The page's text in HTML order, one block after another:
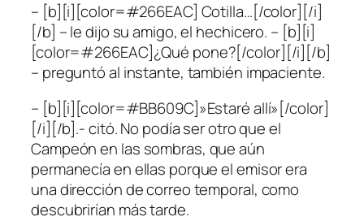
– [b][i][color=#266EAC] Cotilla…[/color][/i]
[/b] – le dijo su amigo, el hechicero. – [b][i]
[color=#266EAC]¿Qué pone?[/color][/i][/b]
– preguntó al instante, también impaciente.
– [b][i][color=#BB609C]»Estaré allí»[/color]
[/i][/b].- citó. No podía ser otro que el
Campeón en las sombras, que aún
permanecía en ellas porque el emisor era
una dirección de correo temporal, como
descubrirían más tarde.